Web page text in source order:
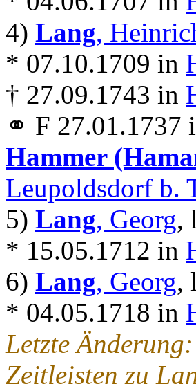
4) Lang,
* 07.10.1709 in
† 27.09.1743 in
⚭ F 27.01.1737
Hammer
Leupoldsdorf b.
5) Lang, Georg,
* 15.05.1712 in
6) Lang, Georg,
* 04.05.1718 in
Letzte Änderung:
Zeitleisten zu